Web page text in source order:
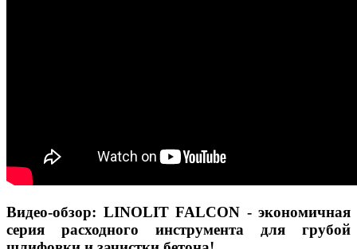
Видео-обзор: LINOLIT FALCON - экономичная
серия расходного инструмента для грубой